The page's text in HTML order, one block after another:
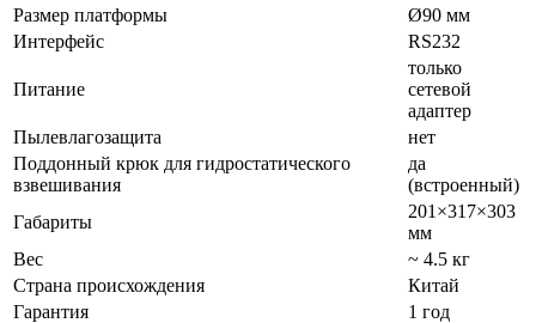
Размер платформы
Ø90 мм
Интерфейс
RS232
Питание
только
сетевой
адаптер
Пылевлагозащита
нет
Поддонный крюк для гидростатического
взвешивания
да
(встроенный)
Габариты
201×317×303
мм
Вес
~ 4.5 кг
Страна происхождения
Китай
Гарантия
1 год